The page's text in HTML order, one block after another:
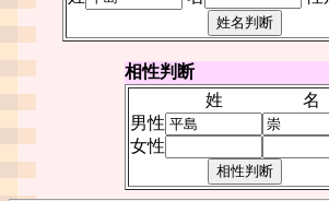
相性判断
姓
名
男性
女性